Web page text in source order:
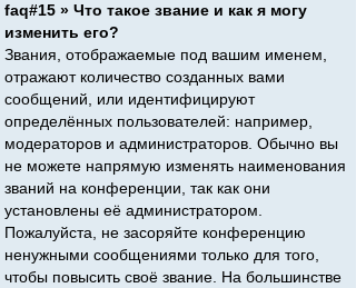
faq#15 » Что такое звание и как я могу
изменить его?
Звания, отображаемые под вашим именем,
отражают количество созданных вами
сообщений, или идентифицируют
определённых пользователей: например,
модераторов и администраторов. Обычно вы
не можете напрямую изменять наименования
званий на конференции, так как они
установлены её администратором.
Пожалуйста, не засоряйте конференцию
ненужными сообщениями только для того,
чтобы повысить своё звание. На большинстве